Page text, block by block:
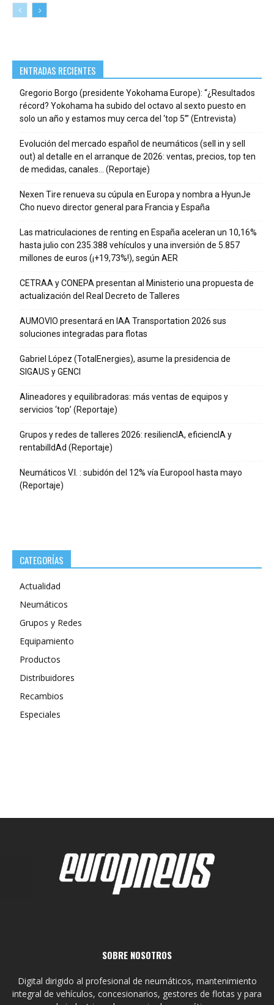
ENTRADAS RECIENTES
Gregorio Borgo (presidente Yokohama Europe): “¿Resultados
récord? Yokohama ha subido del octavo al sexto puesto en
solo un año y estamos muy cerca del ‘top 5’” (Entrevista)
Evolución del mercado español de neumáticos (sell in y sell
out) al detalle en el arranque de 2026: ventas, precios, top ten
de medidas, canales… (Reportaje)
Nexen Tire renueva su cúpula en Europa y nombra a HyunJe
Cho nuevo director general para Francia y España
Las matriculaciones de renting en España aceleran un 10,16%
hasta julio con 235.388 vehículos y una inversión de 5.857
millones de euros (¡+19,73%!), según AER
CETRAA y CONEPA presentan al Ministerio una propuesta de
actualización del Real Decreto de Talleres
AUMOVIO presentará en IAA Transportation 2026 sus
soluciones integradas para flotas
Gabriel López (TotalEnergies), asume la presidencia de
SIGAUS y GENCI
Alineadores y equilibradoras: más ventas de equipos y
servicios ‘top’ (Reportaje)
Grupos y redes de talleres 2026: resiliencIA, eficiencIA y
rentabilIdAd (Reportaje)
Neumáticos V.I. : subidón del 12% vía Europool hasta mayo
(Reportaje)
CATEGORÍAS
Actualidad
Neumáticos
Grupos y Redes
Equipamiento
Productos
Distribuidores
Recambios
Especiales
SOBRE NOSOTROS
Digital dirigido al profesional de neumáticos, mantenimiento
integral de vehículos, concesionarios, gestores de flotas y para